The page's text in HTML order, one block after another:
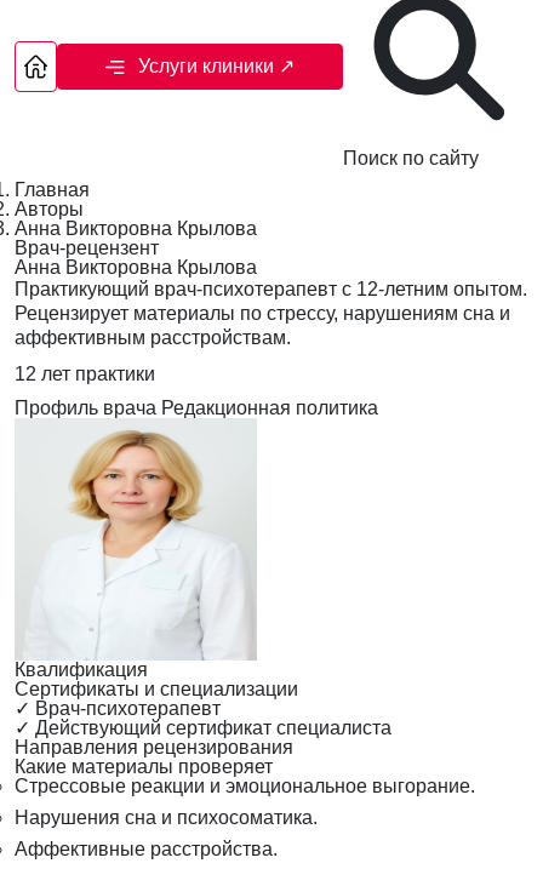
Услуги клиники ↗
Поиск по сайту
Главная
Авторы
Анна Викторовна Крылова
Врач-рецензент
Анна Викторовна Крылова
Практикующий врач-психотерапевт с 12-летним опытом.
Рецензирует материалы по стрессу, нарушениям сна и
аффективным расстройствам.
12 лет практики
Профиль врача Редакционная политика
Квалификация
Сертификаты и специализации
✓ Врач-психотерапевт
✓ Действующий сертификат специалиста
Направления рецензирования
Какие материалы проверяет
Стрессовые реакции и эмоциональное выгорание.
Нарушения сна и психосоматика.
Аффективные расстройства.